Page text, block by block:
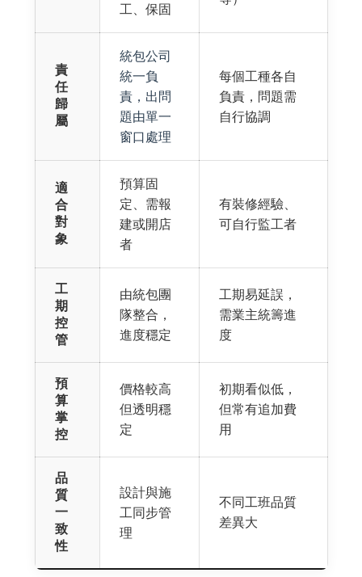
工、保固
責
任
歸
屬
統包公司
統一負
責，出問
題由單一
窗口處理
每個工種各自
負責，問題需
自行協調
適
合
對
象
預算固
定、需報
建或開店
者
有裝修經驗、
可自行監工者
工
期
控
管
由統包團
隊整合，
進度穩定
工期易延誤，
需業主統籌進
度
預
算
掌
控
價格較高
但透明穩
定
初期看似低，
但常有追加費
用
品
質
一
致
性
設計與施
工同步管
理
不同工班品質
差異大